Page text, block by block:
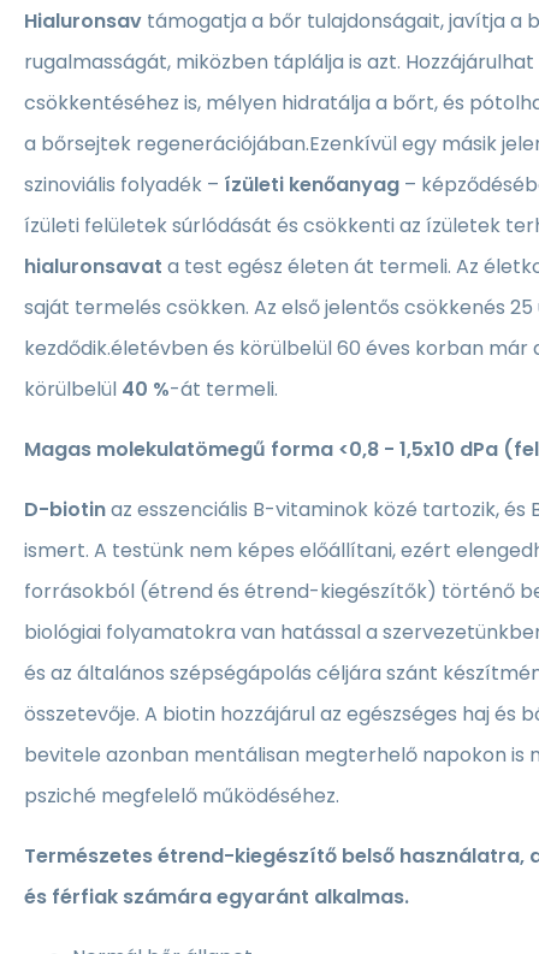
Hialuronsav támogatja a bőr tulajdonságait, javítja a
rugalmasságát, miközben táplálja is azt.
csökkentéséhez is, mélyen hidratálja a bőrt, és
a bőrsejtek regenerációjában.Ezenkívül egy másik
szinoviális folyadék – ízületi kenőanyag –
ízületi felületek súrlódását és csökkenti az ízületek
hialuronsavat a test egész életen át termeli. Az
saját termelés csökken. Az első jelentős csökkenés
kezdődik.életévben és körülbelül 60 éves korban már
körülbelül 40 %-át termeli.
Magas molekulatömegű forma <0,8 - 1,5x10 dPa
D-biotinaz esszenciális B-vitaminok közé tartozik, és
ismert. A testünk nem képes előállítani, ezért
forrásokból (étrend és étrend-kiegészítők) történő
biológiai folyamatokra van hatással a
és az általános szépségápolás céljára szánt
összetevője. A biotin hozzájárul az egészséges haj és
bevitele azonban mentálisan megterhelő napokon is
psziché megfelelő működéséhez.
Természetes étrend-kiegészítő belső használatra,
és férfiak számára egyaránt alkalmas.